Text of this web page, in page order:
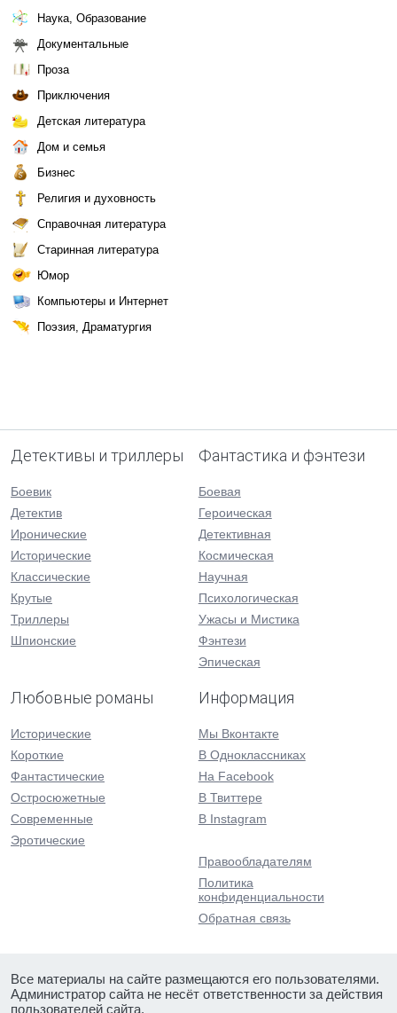
Наука, Образование
Документальные
Проза
Приключения
Детская литература
Дом и семья
Бизнес
Религия и духовность
Справочная литература
Старинная литература
Юмор
Компьютеры и Интернет
Поэзия, Драматургия
Детективы и триллеры
Боевик
Детектив
Иронические
Исторические
Классические
Крутые
Триллеры
Шпионские
Фантастика и фэнтези
Боевая
Героическая
Детективная
Космическая
Научная
Психологическая
Ужасы и Мистика
Фэнтези
Эпическая
Любовные романы
Исторические
Короткие
Фантастические
Остросюжетные
Современные
Эротические
Информация
Мы Вконтакте
В Одноклассниках
На Facebook
В Твиттере
В Instagram
Правообладателям
Политика
конфиденциальности
Обратная связь
Все материалы на сайте размещаются его пользователями.
Администратор сайта не несёт ответственности за действия
пользователей сайта.